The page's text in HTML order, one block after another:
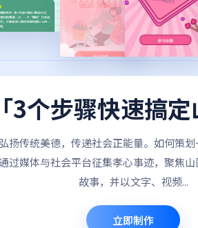
个步骤快速搞定
扬传统美德，传递社会正能量。如何策
媒体与社会平台征集孝心事迹，聚焦
故事，并以文字、视频...
立即制作